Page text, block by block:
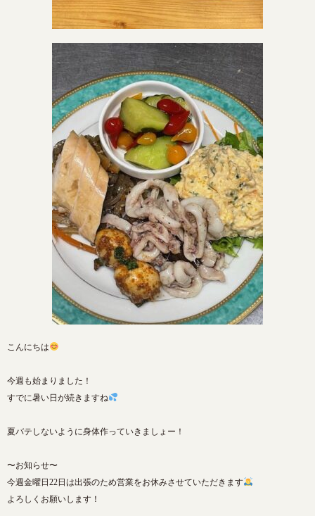
こんにちは
今週も始まりました！
すでに暑い日が続きますね
夏バテしないように身体作っていきましょー！
〜お知らせ〜
今週金曜日22日は出張のため営業をお休みさせていただきます
よろしくお願いします！